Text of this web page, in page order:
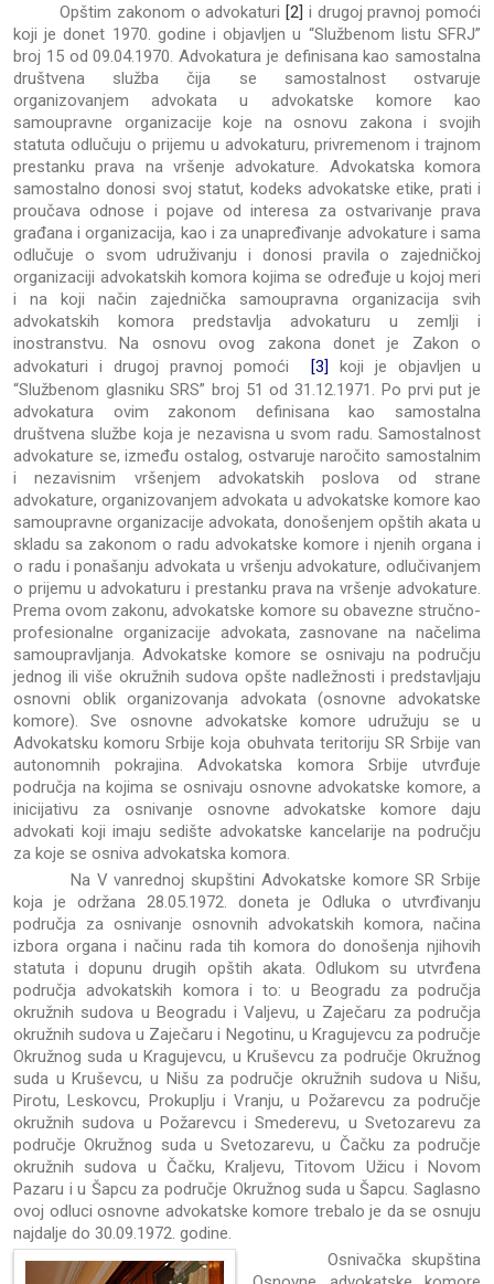
Opštim zakonom o advokaturi [2] i drugoj pravnoj pomoći
koji je donet 1970. godine i objavljen u “Službenom listu SFRJ”
broj 15 od 09.04.1970. Advokatura je definisana kao samostalna
društvena služba čija se samostalnost ostvaruje
organizovanjem advokata u advokatske komore kao
samoupravne organizacije koje na osnovu zakona i svojih
statuta odlučuju o prijemu u advokaturu, privremenom i trajnom
prestanku prava na vršenje advokature. Advokatska komora
samostalno donosi svoj statut, kodeks advokatske etike, prati i
proučava odnose i pojave od interesa za ostvarivanje prava
građana i organizacija, kao i za unapređivanje advokature i sama
odlučuje o svom udruživanju i donosi pravila o zajedničkoj
оrganizaciji advokatskih komora kojima se određuje u kojoj meri
i na koji način zajednička samoupravna organizacija svih
advokatskih komora predstavlja advokaturu u zemlji i
inostranstvu. Na osnovu ovog zakona donet je Zakon o
advokaturi i drugoj pravnoj pomoći
[3]
koji je objavljen u
“Službenom glasniku SRS” broj 51 od 31.12.1971. Po prvi put je
advokatura ovim zakonom definisana kao samostalna
društvena službe koja je nezavisna u svom radu. Samostalnost
advokature se, između ostalog, ostvaruje naročito samostalnim
i nezavisnim vršenjem advokatskih poslova od strane
advokature, organizovanjem advokata u advokatske komore kao
samoupravne organizacije advokata, donošenjem opštih akata u
skladu sa zakonom o radu advokatske komore i njenih organa i
o radu i ponašanju advokata u vršenju advokature, odlučivanjem
o prijemu u advokaturu i prestanku prava na vršenje advokature.
Prema ovom zakonu, advokatske komore su obavezne stručno-
profesionalne organizacije advokata, zasnovane na načelima
samoupravljanja. Advokatske komore se osnivaju na području
jednog ili više okružnih sudova opšte nadležnosti i predstavljaju
osnovni oblik organizovanja advokata (osnovne advokatske
komore). Sve osnovne advokatske komore udružuju se u
Advokatsku komoru Srbije koja obuhvata teritoriju SR Srbije van
autonomnih pokrajina. Advokatska komora Srbije utvrđuje
područja na kojima se osnivaju osnovne advokatske komore, a
inicijativu za osnivanje osnovne advokatske komore daju
advokati koji imaju sedište advokatske kancelarije na području
za koje se osniva advokatska komora.
Na V vanrednoj skupštini Advokatske komore SR Srbije
koja je održana 28.05.1972. doneta je Odluka o utvrđivanju
područja za osnivanje osnovnih advokatskih komora, načina
izbora organa i načinu rada tih komora do donošenja njihovih
statuta i dopunu drugih opštih akata. Odlukom su utvrđena
područja advokatskih komora i to: u Beogradu za područja
okružnih sudova u Beogradu i Valjevu, u Zaječaru za područja
okružnih sudova u Zaječaru i Negotinu, u Kragujevcu za područje
Okružnog suda u Kragujevcu, u Kruševcu za područje Okružnog
suda u Kruševcu, u Nišu za područje okružnih sudova u Nišu,
Pirotu, Leskovcu, Prokuplju i Vranju, u Požarevcu za područje
okružnih sudova u Požarevcu i Smederevu, u Svetozarevu za
područje Okružnog suda u Svetozarevu, u Čačku za područje
okružnih sudova u Čačku, Kraljevu, Titovom Užicu i Novom
Pazaru i u Šapcu za područje Okružnog suda u Šapcu. Saglasno
ovoj odluci osnovne advokatske komore trebalo je da se osnuju
najdalje do 30.09.1972. godine.
Osnivačka skupština